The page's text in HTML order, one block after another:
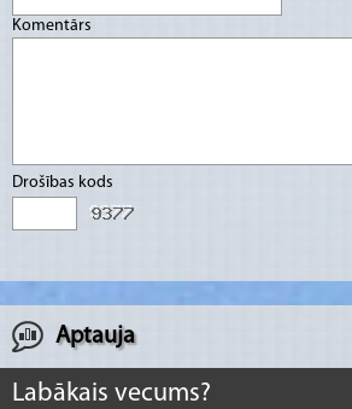
Komentārs
Drošības kods
Aptauja
Labākais vecums?